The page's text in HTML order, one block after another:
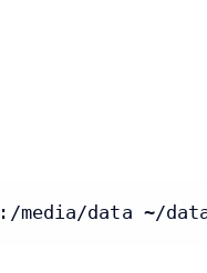
media/data ~/